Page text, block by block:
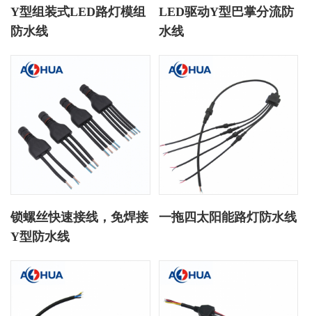
Y型组装式LED路灯模组
防水线
LED驱动Y型巴掌分流防
水线
锁螺丝快速接线，免焊接
Y型防水线
一拖四太阳能路灯防水线